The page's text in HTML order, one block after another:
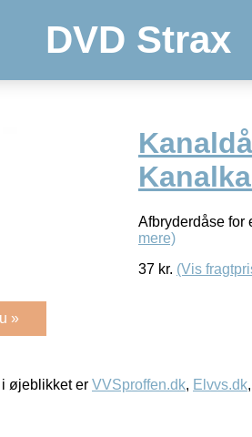
DVD Strax
Afbryderdåse for
mere)
37 kr. (Vis
»
øjeblikket er VVSproffen.dk, Elvvs.dk,